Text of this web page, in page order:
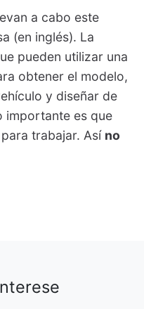
a cabo este
(en inglés). La
pueden utilizar una
obtener el modelo,
y diseñar de
importante es que
trabajar. Así no